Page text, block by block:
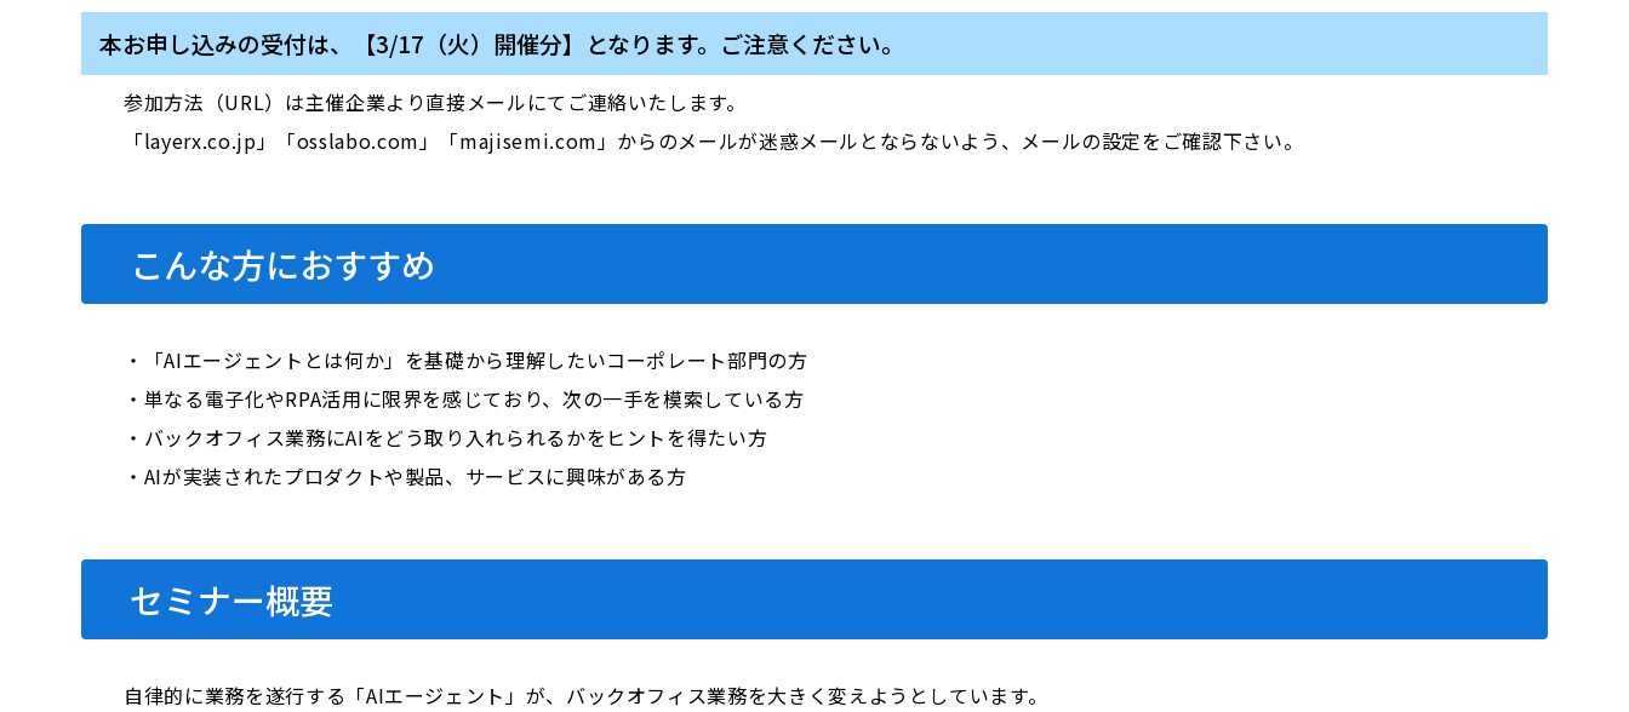
本お申し込みの受付は、【3/17（火）開催分】となります。ご注意ください。
参加方法（URL）は主催企業より直接メールにてご連絡いたします。
「layerx.co.jp」「osslabo.com」「majisemi.com」からのメールが迷惑メールとならないよう、メールの設定をご確認下さい。
こんな方におすすめ
・「AIエージェントとは何か」を基礎から理解したいコーポレート部門の方
・単なる電子化やRPA活用に限界を感じており、次の一手を模索している方
・バックオフィス業務にAIをどう取り入れられるかをヒントを得たい方
・AIが実装されたプロダクトや製品、サービスに興味がある方
セミナー概要
自律的に業務を遂行する「AIエージェント」が、バックオフィス業務を大きく変えようとしています。